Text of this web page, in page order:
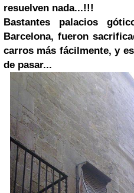
resuelven nada...!!!
Bastantes palacios
Barcelona, fueron
carros más fácilmente, y
de pasar...